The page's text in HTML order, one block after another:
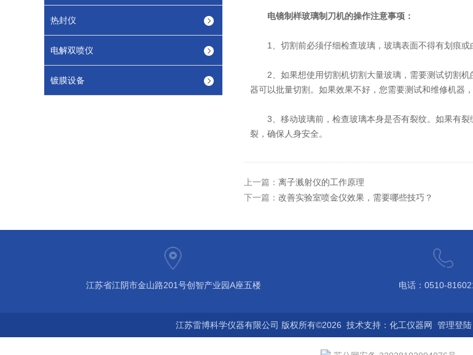
热封仪
电解双喷仪
镀膜设备
电镜制样玻璃制刀机的操作注意事项：
1、切割前必须仔细检查玻璃，玻璃表面不得有划痕或
2、如果想使用切割机切割大量玻璃，需要测试切割机
器可以批量切割。如果效果不好，您需要测试和维修机器
3、移动玻璃前，检查玻璃本身是否有裂纹。如果有裂
裂，确保人身安全。
上一篇： 离子溅射仪的工作原理
下一篇： 改善实验室喷金仪效果，需要哪些技巧？
江苏省江阴市金山路201号创智产业园A座五楼 电话：0510-
江苏雷博科学仪器有限公司 版权所有©2026 技术支持： 化工仪器网 管理登陆